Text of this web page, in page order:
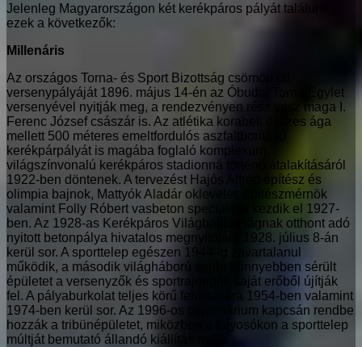
Jelenleg Magyarországon két kerékpáros pályát találunk,
ezek a következők:
Millenáris
Az országos Torna- és Sport Bizottság csömöri úti
versenypályáját 1896. május 14-én az Óbudai Torna Egylet
versenyével nyitják meg, a rendezvényen rész vesz maga I.
Ferenc József császár is. Az atlétika korabeli összes ága
mellett 500 méteres emeltfordulós aszfaltborítású
kerékpárpályát is magába foglaló komplexum
világszínvonalú kerékpáros stadionná történő átalakításáról
1922-ben döntenek. A tervezést Hajós Alfréd építész és
olimpia bajnok, Mattyók Aladár okleveles építészmérnök
valamint Folly Róbert vasbeton specialista kezdik el 1927-
ben. Az 1928-as Kerékpáros Világbajnokságnak otthont adó
nyitott betonpálya hivatalos megnyitójára 1928. július 8-án
kerül sor. A sporttelep egészen 1944-ig zavartalanul
működik, a második világháború során könnyebben sérült
épületet a versenyzők és sportrajongók saját erőből újítják
fel. A pályaburkolat teljes körű felújítására 1954-ben valamint
1974-ben kerül sor. Az 1996-os centenárium kapcsán rendbe
hozzák a tribünépületet, miközben a folyosókon a sporttelep
múltját bemutató állandó kiállítás nyílik.